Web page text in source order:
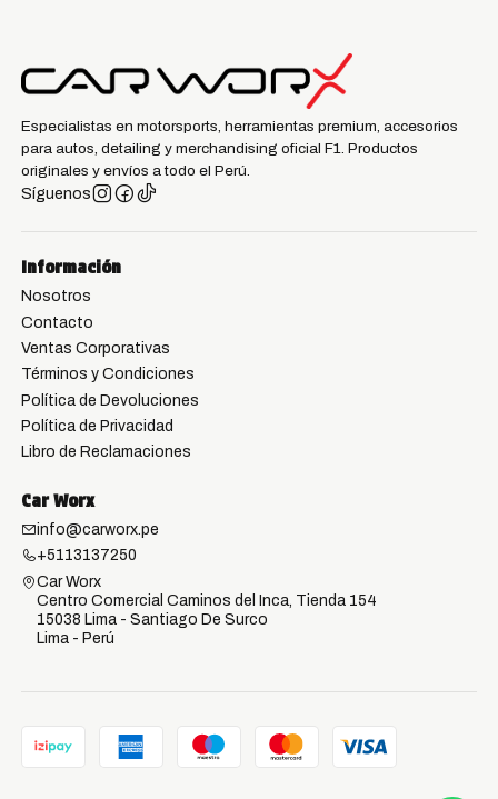
Especialistas en motorsports, herramientas premium, accesorios
para autos, detailing y merchandising oficial F1. Productos
originales y envíos a todo el Perú.
Síguenos
Información
Nosotros
Contacto
Ventas Corporativas
Términos y Condiciones
Política de Devoluciones
Política de Privacidad
Libro de Reclamaciones
Car Worx
info@carworx.pe
+5113137250
Car Worx
Centro Comercial Caminos del Inca, Tienda 154
15038 Lima - Santiago De Surco
Lima - Perú